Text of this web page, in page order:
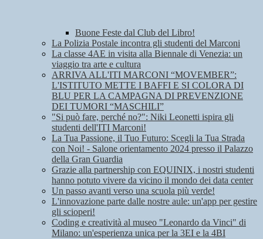
Buone Feste dal Club del Libro!
La Polizia Postale incontra gli studenti del Marconi
La classe 4AE in visita alla Biennale di Venezia: un
viaggio tra arte e cultura
ARRIVA ALL'ITI MARCONI “MOVEMBER”:
L'ISTITUTO METTE I BAFFI E SI COLORA DI
BLU PER LA CAMPAGNA DI PREVENZIONE
DEI TUMORI “MASCHILI”
"Si può fare, perché no?": Niki Leonetti ispira gli
studenti dell'ITI Marconi!
La Tua Passione, il Tuo Futuro: Scegli la Tua Strada
con Noi! - Salone orientamento 2024 presso il Palazzo
della Gran Guardia
Grazie alla partnership con EQUINIX, i nostri studenti
hanno potuto vivere da vicino il mondo dei data center
Un passo avanti verso una scuola più verde!
L'innovazione parte dalle nostre aule: un'app per gestire
gli scioperi!
Coding e creatività al museo "Leonardo da Vinci" di
Milano: un'esperienza unica per la 3EI e la 4BI